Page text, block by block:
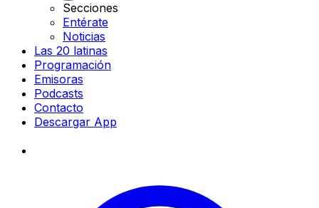
Secciones
Entérate
Noticias
Las 20 latinas
Programación
Emisoras
Podcasts
Contacto
Descargar App